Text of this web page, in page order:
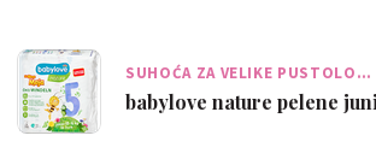
SUHOĆA ZA VELIKE PUSTOLO…
babylove nature pelene